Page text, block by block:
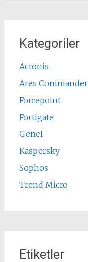
Kategoriler
Acronis
Ares Commander
Forcepoint
Fortigate
Genel
Kaspersky
Sophos
Trend Micro
Etiketler